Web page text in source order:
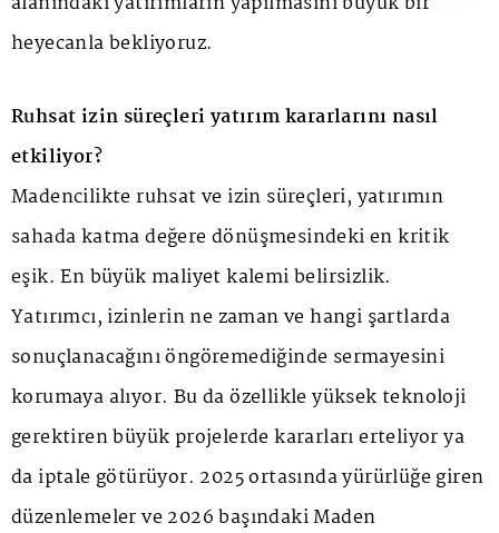
heyecanla bekliyoruz.
Ruhsat izin süreçleri yatırım kararlarını nasıl
etkiliyor?
Madencilikte ruhsat ve izin süreçleri, yatırımın
sahada katma değere dönüşmesindeki en kritik
eşik. En büyük maliyet kalemi belirsizlik.
Yatırımcı, izinlerin ne zaman ve hangi şartlarda
sonuçlanacağını öngöremediğinde sermayesini
korumaya alıyor. Bu da özellikle yüksek teknoloji
gerektiren büyük projelerde kararları erteliyor ya
da iptale götürüyor. 2025 ortasında yürürlüğe giren
düzenlemeler ve 2026 başındaki Maden